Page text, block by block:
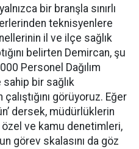
bir branşla sınırlı
teknisyenlere
il ve ilçe sağlık
belirten Demircan, şu
Personel Dağılım
bir sağlık
görüyoruz. Eğer
dersek, müdürlüklerin
özel ve kamu denetimleri,
görev skalasını da göz